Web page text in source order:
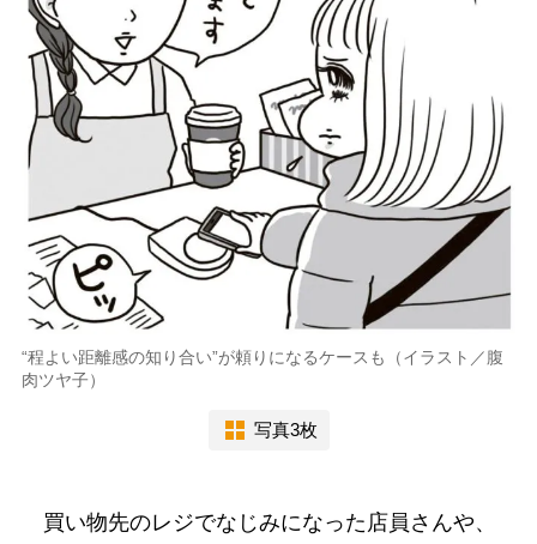
“程よい距離感の知り合い”が頼りになるケースも（イラスト／腹
肉ツヤ子）
写真3枚
買い物先のレジでなじみになった店員さんや、